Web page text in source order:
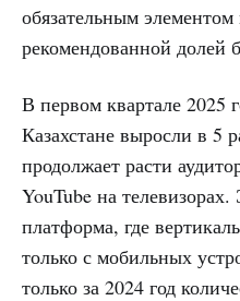
обязательным
рекомендованной долей
В первом квартале 2025
Казахстане выросли в 5
продолжает расти
YouTube на
платформа, где
только с мобильных
только за 2024 год